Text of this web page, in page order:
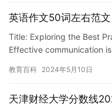
英语作文50词左右范文
Title: Exploring the Best
Effective communication
教育百科 2024年5月10日
天津财经大学分数线